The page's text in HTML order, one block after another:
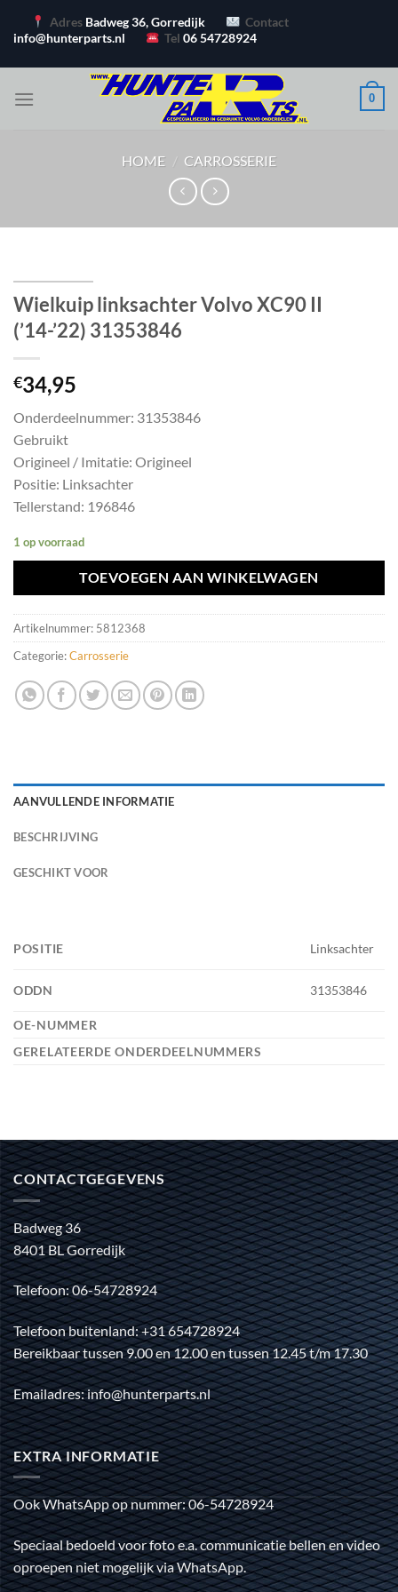
naar
Adres Badweg 36, Gorredijk
Contact
info@hunterparts.nl
Tel06 54728924
0
HOME / CARROSSERIE
Wielkuip linksachter Volvo XC90 II
(’14-’22) 31353846
€34,95
Onderdeelnummer: 31353846
Gebruikt
Origineel / Imitatie: Origineel
Positie: Linksachter
Tellerstand: 196846
1 op voorraad
TOEVOEGEN AAN WINKELWAGEN
Artikelnummer: 5812368
Categorie:Carrosserie
AANVULLENDE INFORMATIE
BESCHRIJVING
GESCHIKT VOOR
POSITIE Linksachter
ODDN 31353846
OE-NUMMER
GERELATEERDE ONDERDEELNUMMERS
CONTACTGEGEVENS
Badweg 36
8401 BL Gorredijk
Telefoon: 06-54728924
Telefoon buitenland: +31 654728924
Bereikbaar tussen 9.00 en 12.00 en tussen 12.45 t/m 17.30
Emailadres: info@hunterparts.nl
EXTRA INFORMATIE
Ook WhatsApp op nummer: 06-54728924
Speciaal bedoeld voor foto e.a. communicatie bellen en video
oproepen niet mogelijk via WhatsApp.